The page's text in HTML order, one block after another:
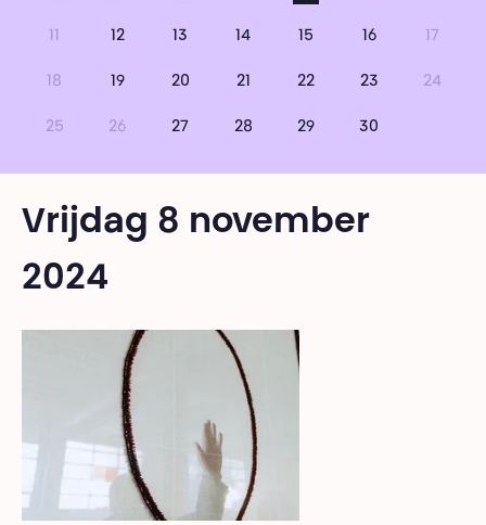
11 12 13 14 15 16 17
18 19 20 21 22 23 24
25 26 27 28 29 30
Vrijdag 8 november
2024